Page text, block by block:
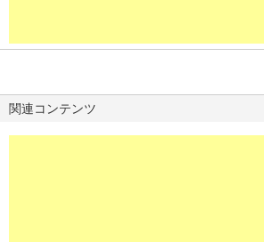
関連コンテンツ